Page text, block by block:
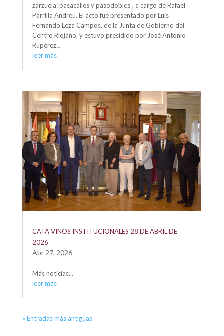
zarzuela: pasacalles y pasodobles”, a cargo de Rafael
Parrilla Andreu. El acto fue presentado por Luis
Fernando Leza Campos, de la Junta de Gobierno del
Centro Riojano, y estuvo presidido por José Antonio
Rupérez...
leer más
CATA VINOS INSTITUCIONALES 28 DE ABRIL DE
2026
Abr 27, 2026
Más noticias...
leer más
« Entradas más antiguas